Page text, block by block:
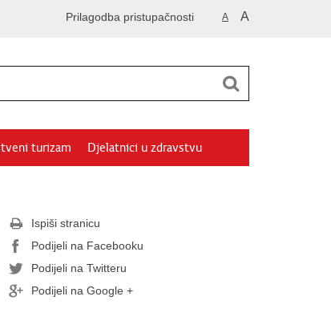
A A
Prilagodba pristupačnosti
turizam Djelatnici u zdravstvu
Ispiši stranicu
Podijeli na Facebooku
Podijeli na Twitteru
Podijeli na Google +